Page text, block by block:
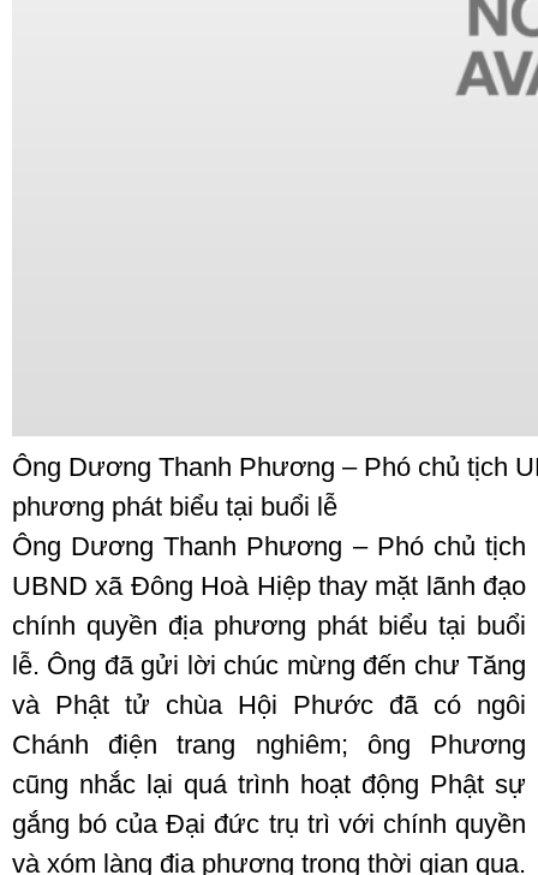
Ông Dương Thanh Phương – Phó chủ tịch
phương phát biểu tại buổi lễ
Ông Dương Thanh Phương – Phó chủ tịch
UBND xã Đông Hoà Hiệp thay mặt lãnh đạo
chính quyền địa phương phát biểu tại buổi
lễ. Ông đã gửi lời chúc mừng đến chư Tăng
và Phật tử chùa Hội Phước đã có ngôi
Chánh điện trang nghiêm; ông Phương
cũng nhắc lại quá trình hoạt động Phật sự
gắng bó của Đại đức trụ trì với chính quyền
và xóm làng địa phương trong thời gian qua.